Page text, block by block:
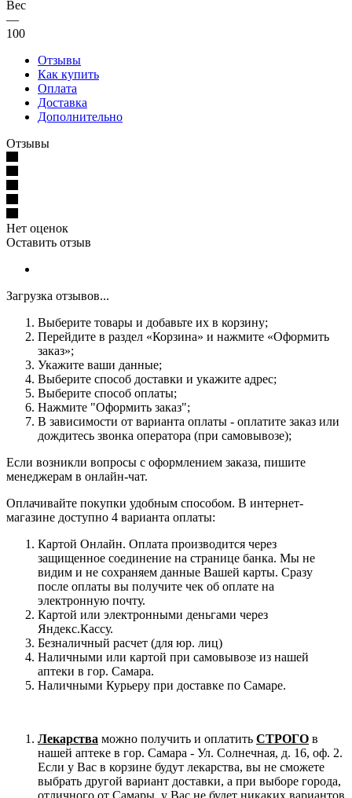
Вес
—
100
Отзывы
Как купить
Оплата
Доставка
Дополнительно
Отзывы
Нет оценок
Оставить отзыв
Загрузка отзывов...
Выберите товары и добавьте их в корзину;
Перейдите в раздел «Корзина» и нажмите «Оформить
заказ»;
Укажите ваши данные;
Выберите способ доставки и укажите адрес;
Выберите способ оплаты;
Нажмите "Оформить заказ";
В зависимости от варианта оплаты - оплатите заказ или
дождитесь звонка оператора (при самовывозе);
Если возникли вопросы с оформлением заказа, пишите
менеджерам в онлайн-чат.
Оплачивайте покупки удобным способом. В интернет-
магазине доступно 4 варианта оплаты:
Картой Онлайн. Оплата производится через
защищенное соединение на странице банка. Мы не
видим и не сохраняем данные Вашей карты. Сразу
после оплаты вы получите чек об оплате на
электронную почту.
Картой или электронными деньгами через
Яндекс.Кассу.
Безналичный расчет (для юр. лиц)
Наличными или картой при самовывозе из нашей
аптеки в гор. Самара.
Наличными Курьеру при доставке по Самаре.
Лекарства можно получить и оплатить СТРОГО в
нашей аптеке в гор. Самара - Ул. Солнечная, д. 16, оф. 2.
Если у Вас в корзине будут лекарства, вы не сможете
выбрать другой вариант доставки, а при выборе города,
отличного от Самары, у Вас не будет никаких вариантов